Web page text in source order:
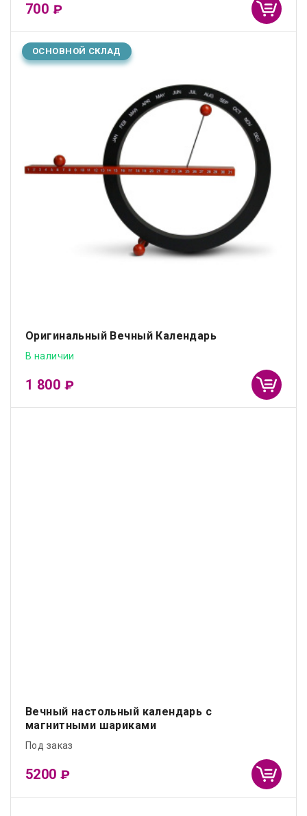
700 ₽
ОСНОВНОЙ СКЛАД
Оригинальный Вечный Календарь
В наличии
1 800 ₽
Вечный настольный календарь с
магнитными шариками
Под заказ
5200₽